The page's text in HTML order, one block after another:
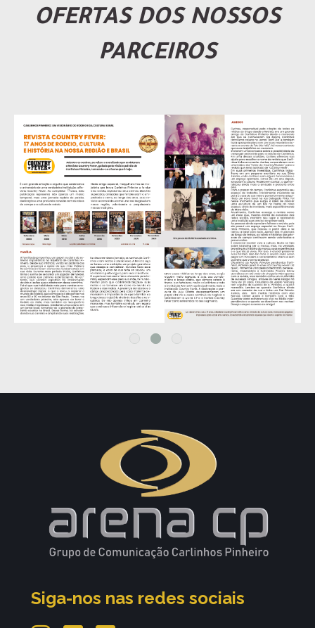
OFERTAS DOS NOSSOS
PARCEIROS
Siga-nos nas redes sociais